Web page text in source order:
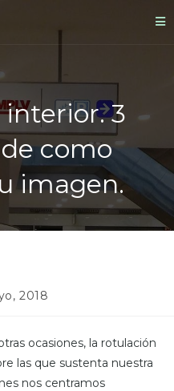
3
como
imagen.
2018
ocasiones, la rotulación
las que sustenta nuestra
nos centramos